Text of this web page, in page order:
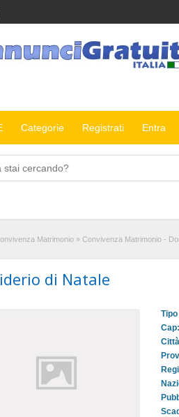
Categorie Registrati Entra
Matrimonio » Convivenza Matrimonio -
di Natale
Cap: